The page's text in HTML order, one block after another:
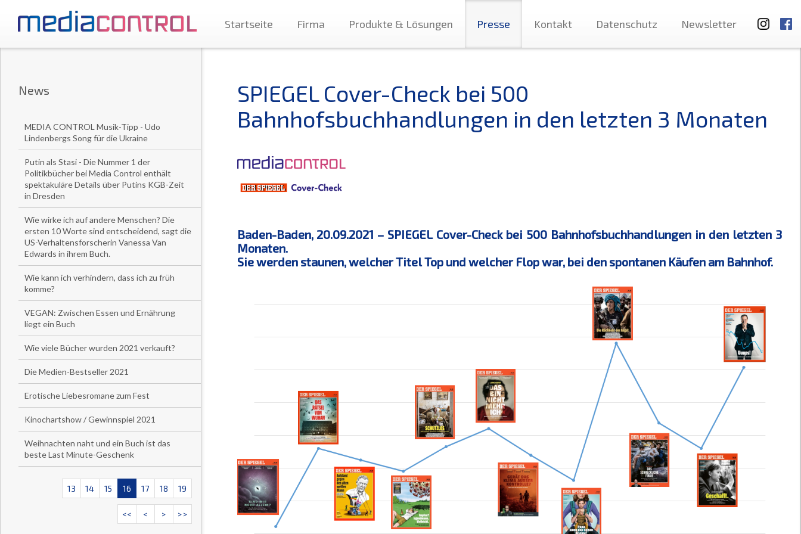
Startseite Firma Produkte & Lösungen Presse Kontakt Datenschutz Newsletter
News
MEDIA CONTROL Musik-Tipp - Udo
Lindenbergs Song für die Ukraine
Putin als Stasi - Die Nummer 1 der
Politikbücher bei Media Control enthält
spektakuläre Details über Putins KGB-Zeit
in Dresden
Wie wirke ich auf andere Menschen? Die
ersten 10 Worte sind entscheidend, sagt die
US-Verhaltensforscherin Vanessa Van
Edwards in ihrem Buch.
Wie kann ich verhindern, dass ich zu früh
komme?
VEGAN: Zwischen Essen und Ernährung
liegt ein Buch
Wie viele Bücher wurden 2021 verkauft?
Die Medien-Bestseller 2021
Erotische Liebesromane zum Fest
Kinochartshow / Gewinnspiel 2021
Weihnachten naht und ein Buch ist das
beste Last Minute-Geschenk
13 14 15 16 17 18 19
<< < > >>
SPIEGEL Cover-Check bei 500
Bahnhofsbuchhandlungen in den letzten 3 Monaten
Baden-Baden, 20.09.2021 – SPIEGEL Cover-Check bei 500 Bahnhofsbuchhandlungen in den letzten 3
Monaten.
Sie werden staunen, welcher Titel Top und welcher Flop war, bei den spontanen Käufen am Bahnhof.